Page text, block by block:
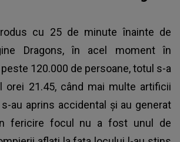
cu 25 de minute înainte de
Dragons, în acel moment în
120.000 de persoane, totul s-a
orei 21.45, când mai multe artificii
au aprins accidental și au generat
fericire focul nu a fost unul de